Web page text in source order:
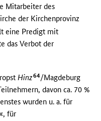
Mitarbeiter des
der Kirchenprovinz
eine Predigt mit
das Verbot der
Hinz64/Magdeburg
davon ca. 70 %
wurden u. a. für
«, für